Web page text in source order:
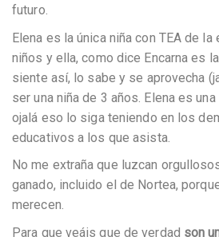
futuro.
Elena es la única niña con TEA de
niños y ella, como dice Encarna es
siente así, lo sabe y se aprovecha
ser una niña de 3 años. Elena es
ojalá eso lo siga teniendo en los
educativos a los que asista.
No me extraña que luzcan
ganado, incluido el de Nortea,
merecen.
Para que veáis que de verdad son